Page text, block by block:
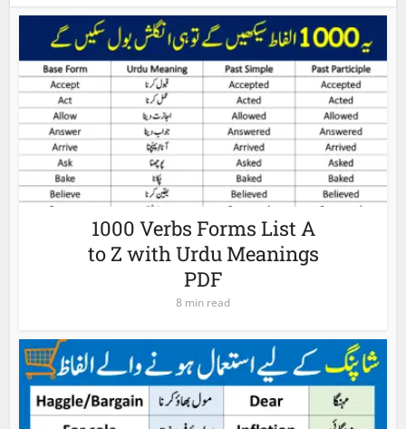
1000 Verbs Forms List A
to Z with Urdu Meanings
PDF
8 min read